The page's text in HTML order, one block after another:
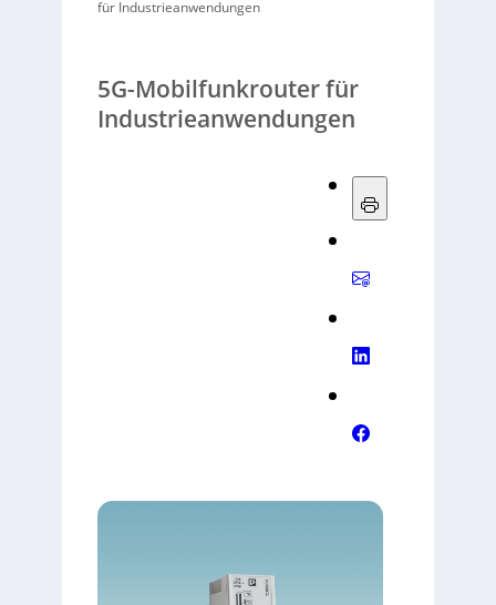
für Industrieanwendungen
5G-Mobilfunkrouter für
Industrieanwendungen